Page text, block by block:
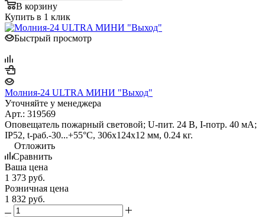
В корзину
Купить в 1 клик
Быстрый просмотр
Молния-24 ULTRA МИНИ "Выход"
Уточняйте у менеджера
Арт.: 319569
Оповещатель пожарный световой; U-пит. 24 В, I-потр. 40 мА;
IP52, t-раб.-30...+55°С, 306х124х12 мм, 0.24 кг.
Отложить
Сравнить
Ваша цена
1 373 руб.
Розничная цена
1 832 руб.